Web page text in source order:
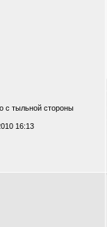
с тыльной стороны
16:13